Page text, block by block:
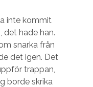
inte kommit
det hade han.
snarka från
det igen. Det
trappan,
borde skrika